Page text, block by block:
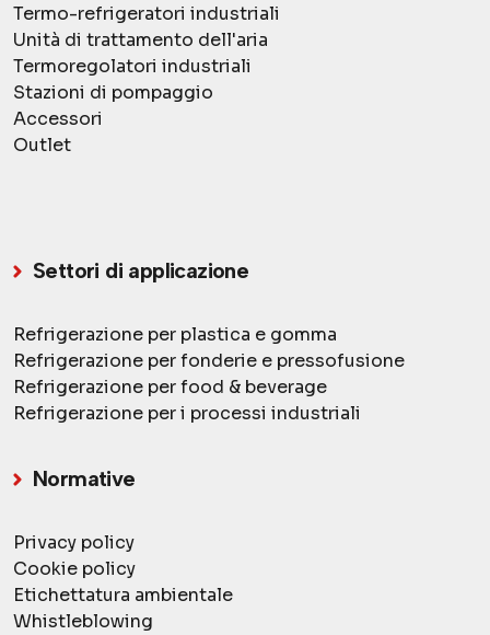
Termo-refrigeratori industriali
Unità di trattamento dell'aria
Termoregolatori industriali
Stazioni di pompaggio
Accessori
Outlet
Settori di applicazione
Refrigerazione per plastica e gomma
Refrigerazione per fonderie e pressofusione
Refrigerazione per food & beverage
Refrigerazione per i processi industriali
Normative
Privacy policy
Cookie policy
Etichettatura ambientale
Whistleblowing